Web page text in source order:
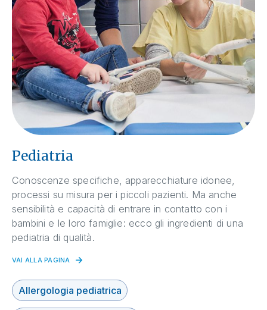
Pediatria
Conoscenze specifiche, apparecchiature idonee,
processi su misura per i piccoli pazienti. Ma anche
sensibilità e capacità di entrare in contatto con i
bambini e le loro famiglie: ecco gli ingredienti di una
pediatria di qualità.
VAI ALLA PAGINA
Allergologia pediatrica